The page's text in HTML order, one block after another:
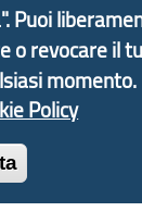
al
In
, in
Puoi
o revocare il
momento.
Policy